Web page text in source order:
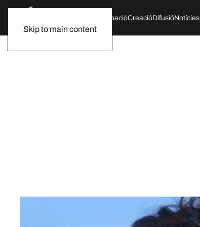
Skip to main content
FormacióCreacióDifusióNotícies